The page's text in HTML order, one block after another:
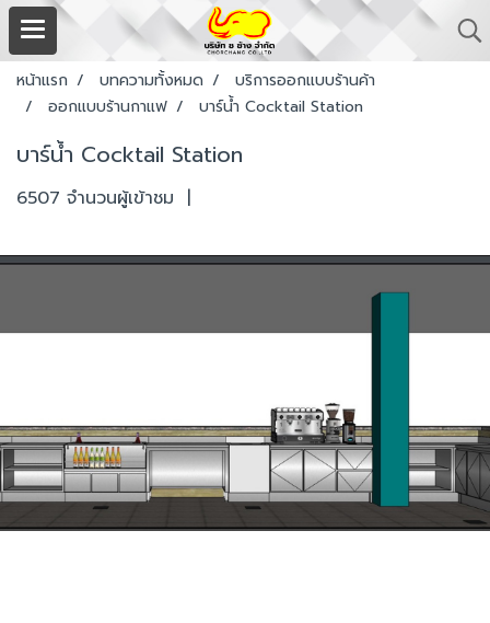
หน้าแรก บทความทั้งหมด
บริการออกแบบร้านค้า
ออกแบบร้านกาแฟ
บาร์น้ำ Cocktail Station
บาร์น้ำ Cocktail Station
6507 จำนวนผู้เข้าชม |